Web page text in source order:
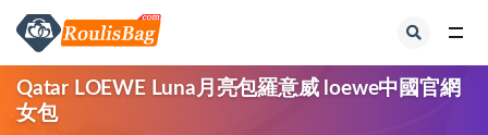
Qatar LOEWE Luna月亮包羅意威 loewe中國官網
女包